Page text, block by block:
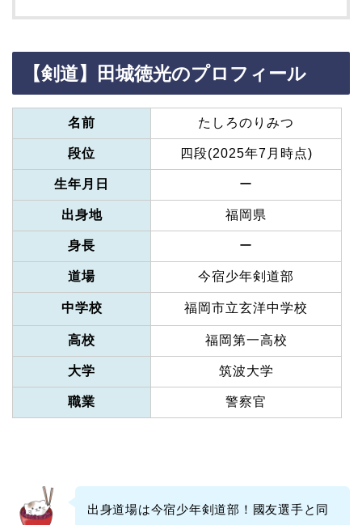
【剣道】田城徳光のプロフィール
名前 たしろのりみつ
段位 四段(2025年7月時点)
生年月日 ー
出身地 福岡県
身長 ー
道場 今宿少年剣道部
中学校 福岡市立玄洋中学校
高校 福岡第一高校
大学 筑波大学
職業 警察官
出身道場は今宿少年剣道部！國友選手と同